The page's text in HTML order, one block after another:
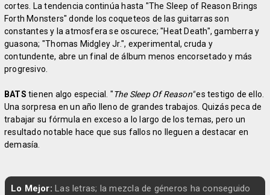
cortes. La tendencia continúa hasta "The Sleep of Reason Brings
Forth Monsters" donde los coqueteos de las guitarras son
constantes y la atmosfera se oscurece; "Heat Death", gamberra y
guasona; "Thomas Midgley Jr.", experimental, cruda y
contundente, abre un final de álbum menos encorsetado y más
progresivo.
BATS tienen algo especial. "The Sleep Of Reason"es testigo de ello.
Una sorpresa en un año lleno de grandes trabajos. Quizás peca de
trabajar su fórmula en exceso a lo largo de los temas, pero un
resultado notable hace que sus fallos no lleguen a destacar en
demasía.
Lo Mejor: Las letras; la mezcla de géneros ha conseguido